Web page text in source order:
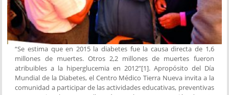
“Se estima que en 2015 la diabetes fue la causa directa de 1,6
millones de muertes. Otros 2,2 millones de muertes fueron
atribuibles a la hiperglucemia en 2012”[1]. Apropósito del Día
Mundial de la Diabetes, el Centro Médico Tierra Nueva invita a la
comunidad a participar de las actividades educativas, preventivas